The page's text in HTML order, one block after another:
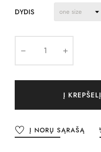
DYDIS
Į KREPŠELĮ
Į NORŲ SĄRAŠĄ